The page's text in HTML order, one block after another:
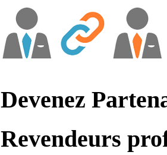
Devenez
Revendeurs